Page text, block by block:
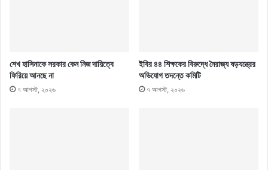
শেখ হাসিনাকে সরকার কেন নিজ দায়িত্বে
ফিরিয়ে আনছে না
৭ আগস্ট, ২০২৬
ইবির ৪৪ শিক্ষকের বিরুদ্ধে নৈরাজ্য ষড়যন্ত্রের
অভিযোগ তদন্তে কমিটি
৭ আগস্ট, ২০২৬